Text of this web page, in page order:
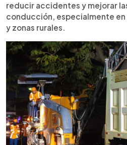
reducir accidentes y mejorar
conducción, especialmente
y zonas rurales.